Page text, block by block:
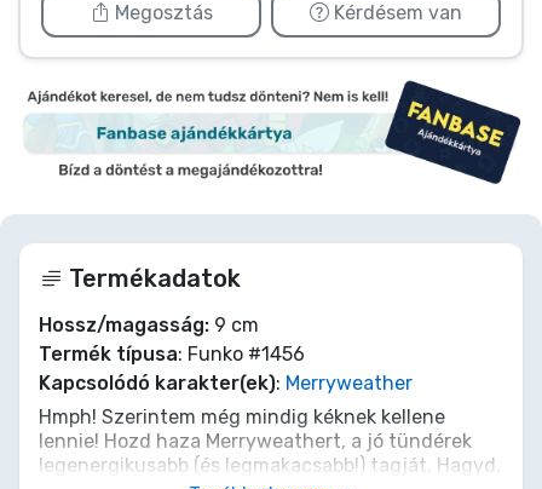
Megosztás Kérdésem van
Termékadatok
Hossz/magasság: 9 cm
Termék típusa: Funko #1456
Kapcsolódó karakter(ek): Merryweather
Hmph! Szerintem még mindig kéknek kellene
lennie! Hozd haza Merryweathert, a jó tündérek
legenergikusabb (és legmakacsabb!) tagját. Hagyd,